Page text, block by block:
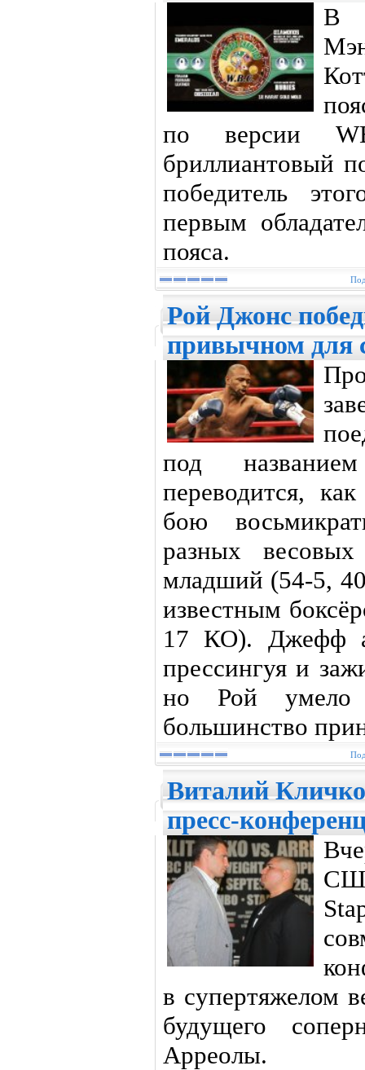
В
по версии
бриллиантовый
победитель
первым
пояса.
Рой Джонс
привычном для
под
переводится,
бою
разных
младший (54-5,
известным
17 КО). Джефф
прессингуя и
но Рой умело
большинство
Виталий
пресс-
в супертяжелом
будущего
Арреолы.